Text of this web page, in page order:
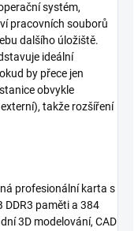
systém,
pracovních souborů
dalšího úložiště.
ideální
by přece jen
obvykle
takže rozšíření
profesionální karta s
DDR3 paměti a 384
3D modelování, CAD